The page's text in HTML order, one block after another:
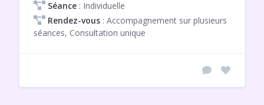
Séance : Individuelle
Rendez-vous : Accompagnement sur plusieurs
séances, Consultation unique